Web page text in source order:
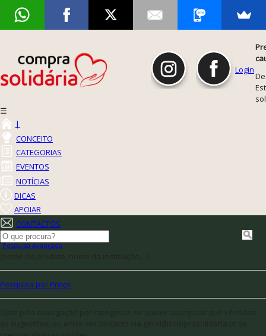
Login
☰
|
CONCEITO
CATEGORIAS
EVENTOS
NOTÍCIAS
DICAS
APOIAR
CONTACTOS
Pesquisa Avançada
Pesquisa por Preço